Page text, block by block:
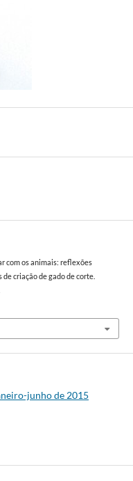
com os animais: reflexões
criação de gado de corte.
junho de 2015